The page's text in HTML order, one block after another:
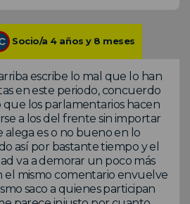
Socio/a 4 años y 8 meses
escribe lo mal que lo han
en este periodo, concuerdo
los parlamentarios hacen
a los del frente sin importar
alega es o no bueno en lo
así por bastante tiempo y el
va a demorar un poco más
el mismo comentario envuelve
saco a quienes participan